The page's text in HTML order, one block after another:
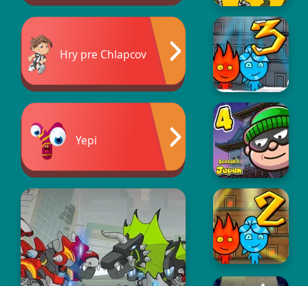
Hry pre Chlapcov
Yepi